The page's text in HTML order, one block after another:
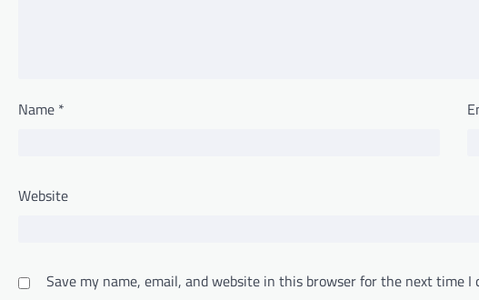
Name *
Website
Save my name, email, and website in this browser for the next time I